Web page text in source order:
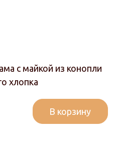
с майкой из конопли
хлопка
В корзину